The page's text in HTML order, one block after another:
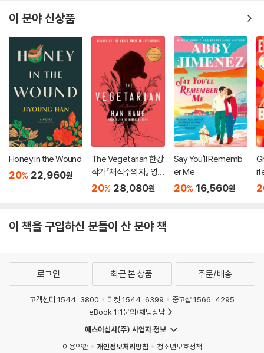
이 분야 신상품
Honey in the Wound
20% 22,960원
The Vegetarian 한강
작가『채식주의자』 영문
판 (미국판)
20% 28,080원
Say You'll Rememb
er Me
20% 16,560원
이 책을 구입하신 분들이 산 분야 책
로그인 최근 본 상품 주문/배송
고객센터 1544-3800 티켓 1544-6399
중고샵 1566-4295
eBook 1:1문의/채팅상담
예스이십사(주) 사업자 정보
이용약관
개인정보처리방침 청소년보호정책